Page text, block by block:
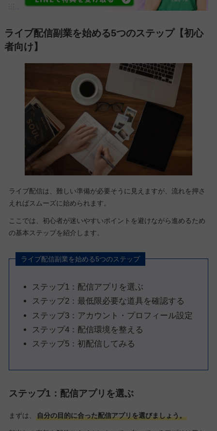
ライブ配信副業を始める5つのステップ【初心
者向け】
ライブ配信は、難しい準備が必要そうに見えますが、流れを押さ
えればスムーズに始められます。
ここでは、初心者が迷いやすいポイントを避けながら進めるため
の基本ステップを紹介します。
ライブ配信副業を始める5つのステップ
ステップ1：配信アプリを選ぶ
ステップ2：最低限必要な道具を確認する
ステップ3：アカウント・プロフィール設定
ステップ4：配信環境を整える
ステップ5：初配信してみる
ステップ1：配信アプリを選ぶ
まずは、 自分の目的に合った配信アプリを選びましょう。